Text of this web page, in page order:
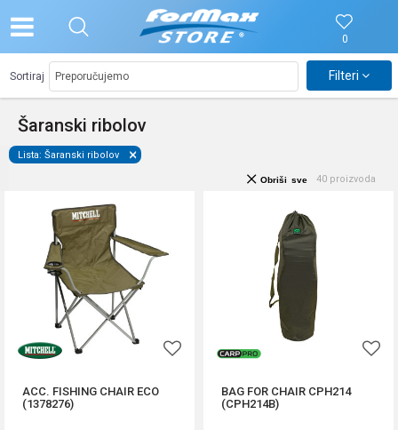
0
Šaranski ribolov
Sortiraj Filteri
Lista: Šaranski ribolov
40 proizvoda
Obriši sve
ACC. FISHING CHAIR ECO
(1378276)
BAG FOR CHAIR CPH214
(CPH214B)